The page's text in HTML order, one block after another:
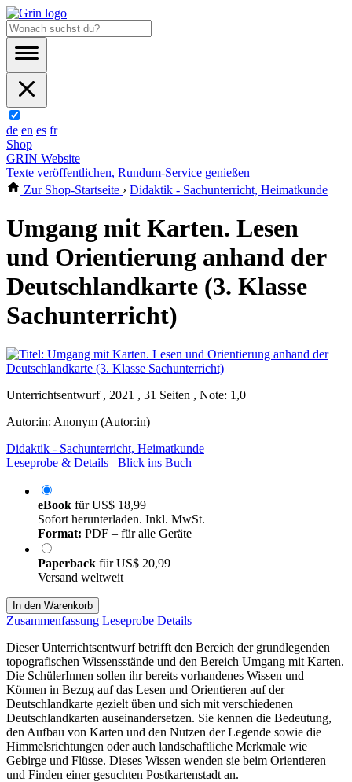
de en es fr
Shop
GRIN Website
Texte veröffentlichen, Rundum-Service genießen
Zur Shop-Startseite › Didaktik - Sachunterricht, Heimatkunde
Umgang mit Karten. Lesen
und Orientierung anhand der
Deutschlandkarte (3. Klasse
Sachunterricht)
Unterrichtsentwurf , 2021 , 31 Seiten , Note: 1,0
Autor:in: Anonym (Autor:in)
Didaktik - Sachunterricht, Heimatkunde
Leseprobe & Details
Blick ins Buch
eBook fürUS$ 18,99
Sofort herunterladen. Inkl. MwSt.
Format: PDF – für alle Geräte
Paperback fürUS$ 20,99
Versand weltweit
In den Warenkorb
Zusammenfassung Leseprobe Details
Dieser Unterrichtsentwurf betrifft den Bereich der grundlegenden
topografischen Wissensstände und den Bereich Umgang mit Karten.
Die SchülerInnen sollen ihr bereits vorhandenes Wissen und
Können in Bezug auf das Lesen und Orientieren auf der
Deutschlandkarte gezielt üben und sich mit verschiedenen
Deutschlandkarten auseinandersetzen. Sie kennen die Bedeutung,
den Aufbau von Karten und den Nutzen der Legende sowie die
Himmelsrichtungen oder auch landschaftliche Merkmale wie
Gebirge und Flüsse. Dieses Wissen wenden sie beim Orientieren
und Finden einer gesuchten Postkartenstadt an.